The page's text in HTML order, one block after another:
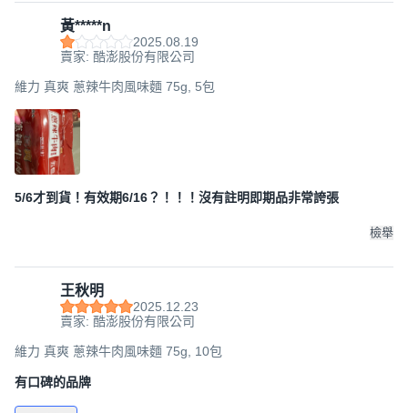
黃*****n
2025.08.19
賣家: 酷澎股份有限公司
維力 真爽 蔥辣牛肉風味麵 75g, 5包
5/6才到貨！有效期6/16？！！！沒有註明即期品非常誇張
檢舉
王秋明
2025.12.23
賣家: 酷澎股份有限公司
維力 真爽 蔥辣牛肉風味麵 75g, 10包
有口碑的品牌